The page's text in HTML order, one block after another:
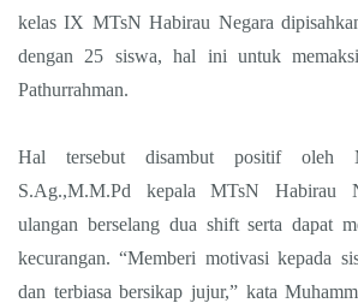
kelas IX MTsN Habirau Negara
dengan 25 siswa, hal ini untuk
Pathurrahman.
Hal tersebut disambut positif oleh
S.Ag.,M.M.Pd kepala MTsN Habirau
ulangan berselang dua shift serta dapat
kecurangan. “Memberi motivasi kepada
dan terbiasa bersikap jujur,” kata